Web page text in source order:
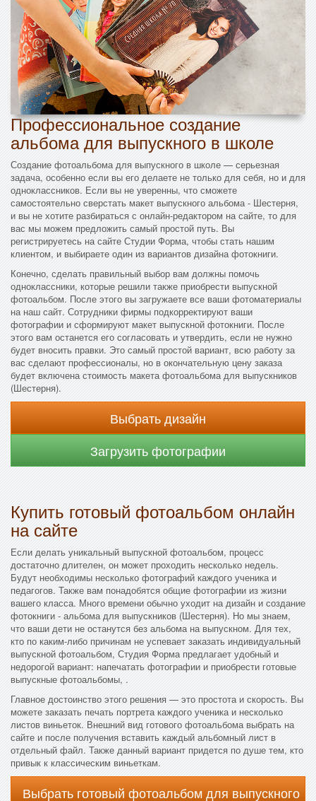
Профессиональное создание
альбома для выпускного в школе
Создание фотоальбома для выпускного в школе — серьезная
задача, особенно если вы его делаете не только для себя, но и для
одноклассников. Если вы не уверенны, что сможете
самостоятельно сверстать макет выпускного альбома - Шестерня,
и вы не хотите разбираться с онлайн-редактором на сайте, то для
вас мы можем предложить самый простой путь. Вы
регистрируетесь на сайте Студии Форма, чтобы стать нашим
клиентом, и выбираете один из вариантов дизайна фотокниги.
Конечно, сделать правильный выбор вам должны помочь
одноклассники, которые решили также приобрести выпускной
фотоальбом. После этого вы загружаете все ваши фотоматериалы
на наш сайт. Сотрудники фирмы подкорректируют ваши
фотографии и сформируют макет выпускной фотокниги. После
этого вам останется его согласовать и утвердить, если не нужно
будет вносить правки. Это самый простой вариант, всю работу за
вас сделают профессионалы, но в окончательную цену заказа
будет включена стоимость макета фотоальбома для выпускников
(Шестерня).
Выбрать дизайн
Загрузить фотографии
Купить готовый фотоальбом онлайн
на сайте
Если делать уникальный выпускной фотоальбом, процесс
достаточно длителен, он может проходить несколько недель.
Будут необходимы несколько фотографий каждого ученика и
педагогов. Также вам понадобятся общие фотографии из жизни
вашего класса. Много времени обычно уходит на дизайн и создание
фотокниги - альбома для выпускников (Шестерня). Но мы знаем,
что ваши дети не останутся без альбома на выпускном. Для тех,
кто по каким-либо причинам не успевает заказать индивидуальный
выпускной фотоальбом, Студия Форма предлагает удобный и
недорогой вариант: напечатать фотографии и приобрести готовые
выпускные фотоальбомы, .
Главное достоинство этого решения — это простота и скорость. Вы
можете заказать печать портрета каждого ученика и несколько
листов виньеток. Внешний вид готового фотоальбома выбрать на
сайте и после получения вставить каждый альбомный лист в
отдельный файл. Также данный вариант придется по душе тем, кто
привык к классическим виньеткам.
Выбрать готовый фотоальбом для выпускного